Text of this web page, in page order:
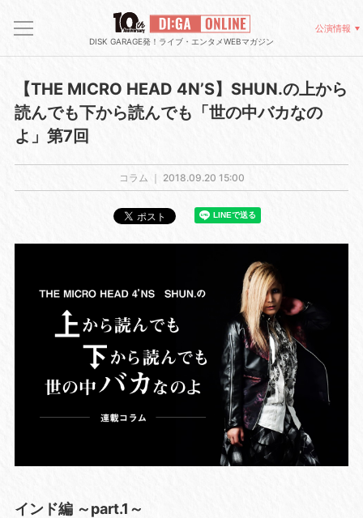
DISK GARAGE発！ライブ・エンタメWEBマガジン
公演情報
【THE MICRO HEAD 4N’S】SHUN.の上から
読んでも下から読んでも「世の中バカなの
よ」第7回
コラム ｜ 2018.09.20 15:00
インド編 ～part.1～